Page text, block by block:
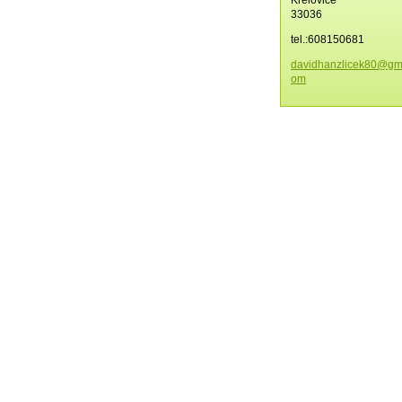
33036
tel.:608150681
davidhanzlicek80
om